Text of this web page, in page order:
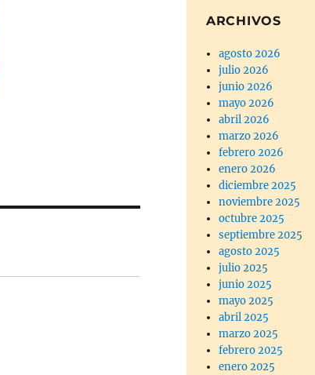
ARCHIVOS
agosto 2026
julio 2026
junio 2026
mayo 2026
abril 2026
marzo 2026
febrero 2026
enero 2026
diciembre 2025
noviembre 2025
octubre 2025
septiembre 2025
agosto 2025
julio 2025
junio 2025
mayo 2025
abril 2025
marzo 2025
febrero 2025
enero 2025